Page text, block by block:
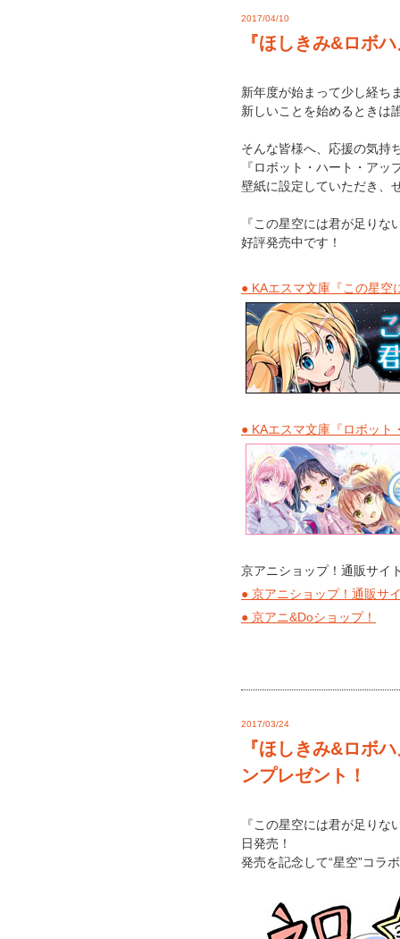
2017/04/10
『ほしきみ&ロボ
新年度が始まって少し経ち
新しいことを始めるときは
そんな皆様へ、応援の気持
『ロボット・ハート・ア
壁紙に設定していただき、
『この星空には君が足り
好評発売中です！
● KAエスマ文庫『この星空
● KAエスマ文庫『ロボット
京アニショップ！通販サイ
● 京アニショップ！通販サ
● 京アニ&Doショップ！
2017/03/24
『ほしきみ&ロボ
ンプレゼント！
『この星空には君が足り
日発売！
発売を記念して“星空”コラ